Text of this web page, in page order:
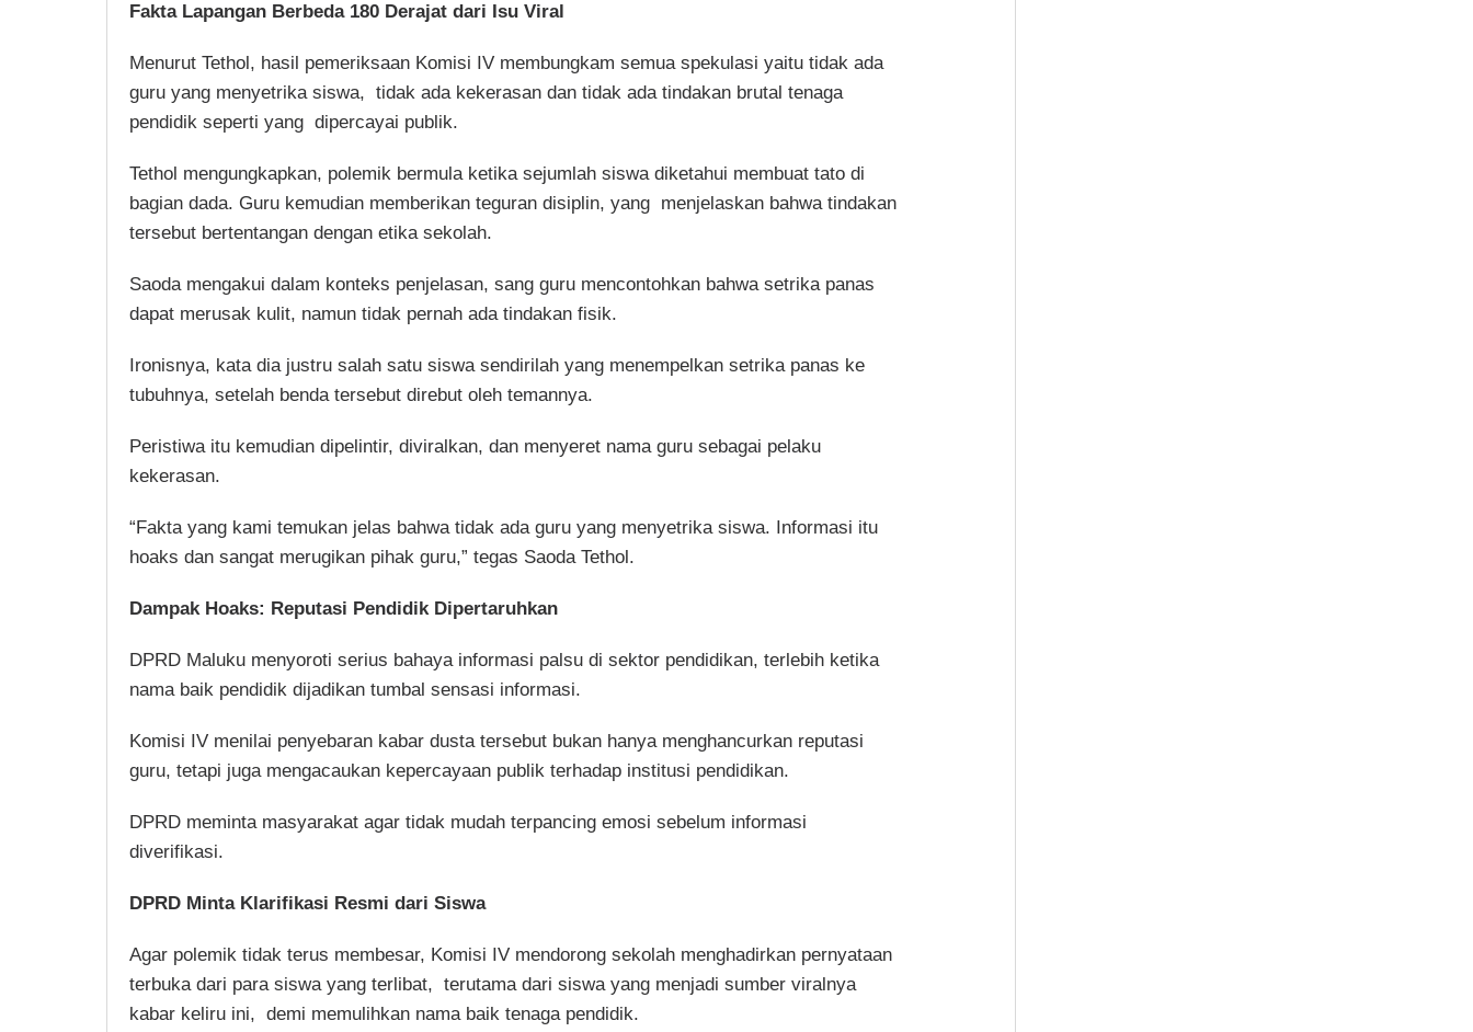
Fakta Lapangan Berbeda 180 Derajat dari Isu Viral
Menurut Tethol, hasil pemeriksaan Komisi IV membungkam semua spekulasi yaitu tidak ada
guru yang menyetrika siswa, tidak ada kekerasan dan tidak ada tindakan brutal tenaga
pendidik seperti yang dipercayai publik.
Tethol mengungkapkan, polemik bermula ketika sejumlah siswa diketahui membuat tato di
bagian dada. Guru kemudian memberikan teguran disiplin, yang menjelaskan bahwa tindakan
tersebut bertentangan dengan etika sekolah.
Saoda mengakui dalam konteks penjelasan, sang guru mencontohkan bahwa setrika panas
dapat merusak kulit, namun tidak pernah ada tindakan fisik.
Ironisnya, kata dia justru salah satu siswa sendirilah yang menempelkan setrika panas ke
tubuhnya, setelah benda tersebut direbut oleh temannya.
Peristiwa itu kemudian dipelintir, diviralkan, dan menyeret nama guru sebagai pelaku
kekerasan.
“Fakta yang kami temukan jelas bahwa tidak ada guru yang menyetrika siswa. Informasi itu
hoaks dan sangat merugikan pihak guru,” tegas Saoda Tethol.
Dampak Hoaks: Reputasi Pendidik Dipertaruhkan
DPRD Maluku menyoroti serius bahaya informasi palsu di sektor pendidikan, terlebih ketika
nama baik pendidik dijadikan tumbal sensasi informasi.
Komisi IV menilai penyebaran kabar dusta tersebut bukan hanya menghancurkan reputasi
guru, tetapi juga mengacaukan kepercayaan publik terhadap institusi pendidikan.
DPRD meminta masyarakat agar tidak mudah terpancing emosi sebelum informasi
diverifikasi.
DPRD Minta Klarifikasi Resmi dari Siswa
Agar polemik tidak terus membesar, Komisi IV mendorong sekolah menghadirkan pernyataan
terbuka dari para siswa yang terlibat, terutama dari siswa yang menjadi sumber viralnya
kabar keliru ini, demi memulihkan nama baik tenaga pendidik.